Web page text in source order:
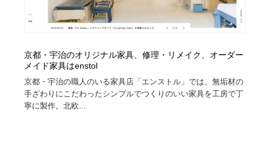
京都・宇治のオリジナル家具、修理・リメイク、オーダー
メイド家具はenstol
京都・宇治の職人のいる家具店「エンストル」では、無垢材の
手ざわりにこだわったシンプルでつくりのいい家具を工房で丁
寧に製作。北欧...